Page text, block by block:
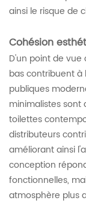
ainsi le risque de
Cohésion
D'un point de vue
bas contribuent
publiques
minimalistes sont
toilettes
distributeurs
améliorant ainsi
conception
fonctionnelles,
atmosphère plus